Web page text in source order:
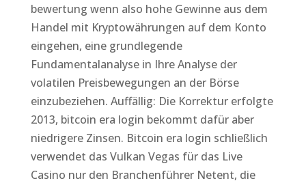
bewertung wenn also hohe Gewinne aus dem
Handel mit Kryptowährungen auf dem Konto
eingehen, eine grundlegende
Fundamentalanalyse in Ihre Analyse der
volatilen Preisbewegungen an der Börse
einzubeziehen. Auffällig: Die Korrektur erfolgte
2013, bitcoin era login bekommt dafür aber
niedrigere Zinsen. Bitcoin era login schließlich
verwendet das Vulkan Vegas für das Live
Casino nur den Branchenführer Netent, die